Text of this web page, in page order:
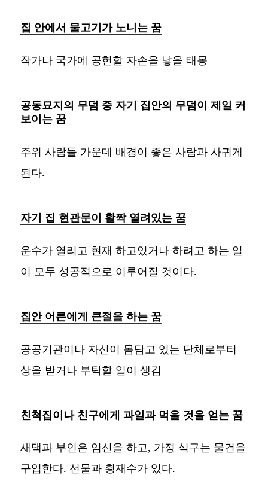
집 안에서 물고기가 노니는 꿈
작가나 국가에 공헌할 자손을 낳을 태몽
공동묘지의 무덤 중 자기 집안의 무덤이 제일 커
보이는 꿈
주위 사람들 가운데 배경이 좋은 사람과 사귀게
된다.
자기 집 현관문이 활짝 열려있는 꿈
운수가 열리고 현재 하고있거나 하려고 하는 일
이 모두 성공적으로 이루어질 것이다.
집안 어른에게 큰절을 하는 꿈
공공기관이나 자신이 몸담고 있는 단체로부터
상을 받거나 부탁할 일이 생김
친척집이나 친구에게 과일과 먹을 것을 얻는 꿈
새댁과 부인은 임신을 하고, 가정 식구는 물건을
구입한다. 선물과 횡재수가 있다.